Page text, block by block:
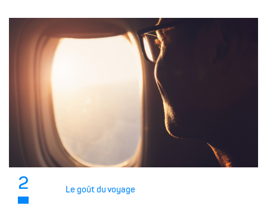
2 Le goût du voyage